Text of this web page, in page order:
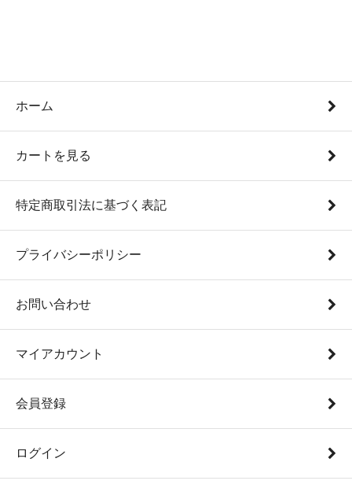
ホーム
カートを見る
特定商取引法に基づく表記
プライバシーポリシー
お問い合わせ
マイアカウント
会員登録
ログイン